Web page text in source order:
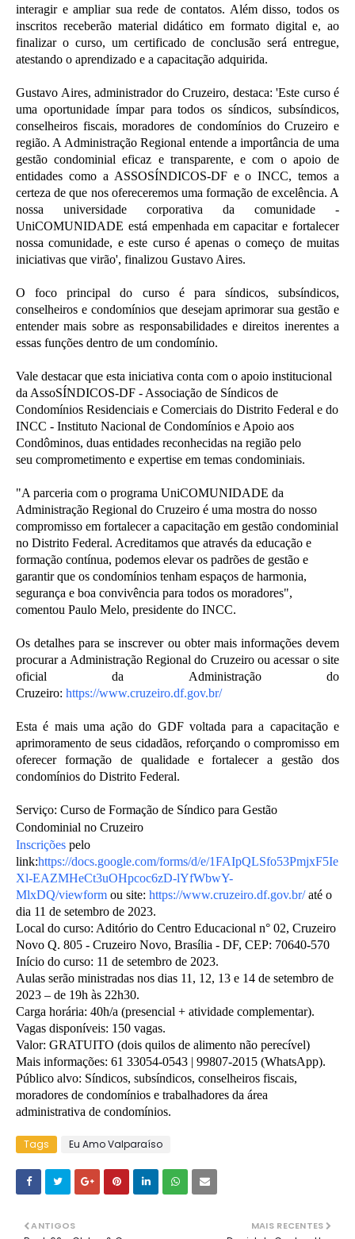
interagir e ampliar sua rede de contatos. Além disso, todos os
inscritos receberão material didático em formato digital e, ao
finalizar o curso, um certificado de conclusão será entregue,
atestando o aprendizado e a capacitação adquirida.
Gustavo Aires, administrador do Cruzeiro, destaca: 'Este curso é
uma oportunidade ímpar para todos os síndicos, subsíndicos,
conselheiros fiscais, moradores de condomínios do Cruzeiro e
região. A Administração Regional entende a importância de uma
gestão condominial eficaz e transparente, e com o apoio de
entidades como a ASSOSÍNDICOS-DF e o INCC, temos a
certeza de que nos ofereceremos uma formação de excelência. A
nossa universidade corporativa da comunidade -
UniCOMUNIDADE está empenhada em capacitar e fortalecer
nossa comunidade, e este curso é apenas o começo de muitas
iniciativas que virão', finalizou Gustavo Aires.
O foco principal do curso é para síndicos, subsíndicos,
conselheiros e condomínios que desejam aprimorar sua gestão e
entender mais sobre as responsabilidades e direitos inerentes a
essas funções dentro de um condomínio.
Vale destacar que esta iniciativa conta com o apoio institucional
da AssoSÍNDICOS-DF - Associação de Síndicos de
Condomínios Residenciais e Comerciais do Distrito Federal e do
INCC - Instituto Nacional de Condomínios e Apoio aos
Condôminos, duas entidades reconhecidas na região pelo
seu comprometimento e expertise em temas condominiais.
"A parceria com o programa UniCOMUNIDADE da
Administração Regional do Cruzeiro é uma mostra do nosso
compromisso em fortalecer a capacitação em gestão condominial
no Distrito Federal. Acreditamos que através da educação e
formação contínua, podemos elevar os padrões de gestão e
garantir que os condomínios tenham espaços de harmonia,
segurança e boa convivência para todos os moradores",
comentou Paulo Melo, presidente do INCC.
Os detalhes para se inscrever ou obter mais informações devem
procurar a Administração Regional do Cruzeiro ou acessar o site
oficial da Administração do
Cruzeiro: https://www.cruzeiro.df.gov.br/
Esta é mais uma ação do GDF voltada para a capacitação e
aprimoramento de seus cidadãos, reforçando o compromisso em
oferecer formação de qualidade e fortalecer a gestão dos
condomínios do Distrito Federal.
Serviço: Curso de Formação de Síndico para Gestão
Condominial no Cruzeiro
Inscrições pelo
link:https://docs.google.com/forms/d/e/1FAIpQLSfo53PmjxF5Ie
Xl-EAZMHeCt3uOHpcoc6zD-lYfWbwY-
MlxDQ/viewform ou site: https://www.cruzeiro.df.gov.br/até o
dia 11 de setembro de 2023.
Local do curso: Aditório do Centro Educacional n° 02, Cruzeiro
Novo Q. 805 - Cruzeiro Novo, Brasília - DF, CEP: 70640-570
Início do curso: 11 de setembro de 2023.
Aulas serão ministradas nos dias 11, 12, 13 e 14 de setembro de
2023 – de 19h às 22h30.
Carga horária: 40h/a (presencial + atividade complementar).
Vagas disponíveis: 150 vagas.
Valor: GRATUITO (dois quilos de alimento não perecível)
Mais informações: 61 33054-0543 | 99807-2015 (WhatsApp).
Público alvo: Síndicos, subsíndicos, conselheiros fiscais,
moradores de condomínios e trabalhadores da área
administrativa de condomínios.
Tags Eu Amo Valparaíso
MAIS RECENTES
ANTIGOS